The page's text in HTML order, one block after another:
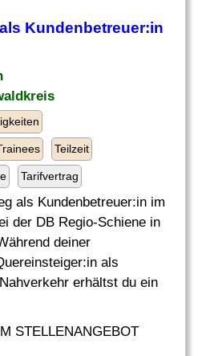
Kundenbetreuer:in
Teilzeit
Tarifvertrag
als Kundenbetreuer:in im
der DB Regio-Schiene in
deiner
als
erhältst du ein
STELLENANGEBOT